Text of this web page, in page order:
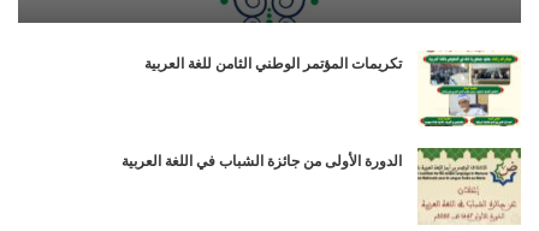
تكريمات المؤتمر الوطني الثامن للغة العربية
الدورة الأولى من جائزة الشباب في اللغة العربية